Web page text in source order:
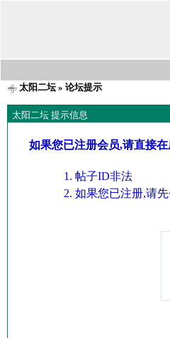
太阳二坛» 论坛提示
太阳二坛 提示信息
如果您已注册会员,请直接
帖子ID非法
如果您已注册,请